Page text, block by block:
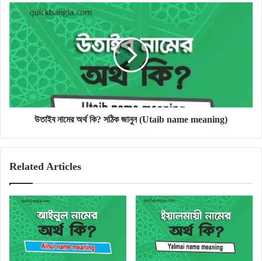
উতাইব
নামের
অর্থ
সঠিক
জানুন
(Utaib
name
meaning)
উতাইব নামের অর্থ কি? সঠিক জানুন (Utaib name meaning)
Related Articles